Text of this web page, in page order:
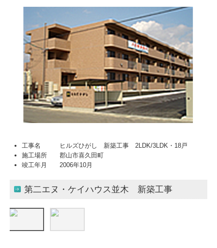
工事名 ヒルズひがし 新築工事 2LDK/3LDK・18戸
施工場所 郡山市喜久田町
竣工年月 2006年10月
第二エヌ・ケイハウス並木 新築工事